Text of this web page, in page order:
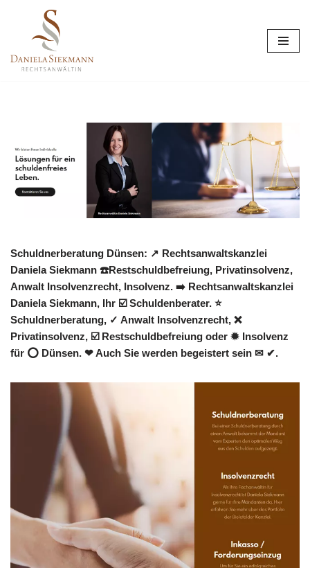
Inhalt
springen
Schuldnerberatung Dünsen: ↗️ Rechtsanwaltskanzlei
Daniela Siekmann ☎️Restschuldbefreiung, Privatinsolvenz,
Anwalt Insolvenzrecht, Insolvenz. ➡️ Rechtsanwaltskanzlei
Daniela Siekmann, Ihr ☑️ Schuldenberater. ⭐
Schuldnerberatung, ✓ Anwalt Insolvenzrecht, ❌
Privatinsolvenz, ☑️ Restschuldbefreiung oder ✹ Insolvenz
für ⭕ Dünsen. ❤ Auch Sie werden begeistert sein ✉ ✔.